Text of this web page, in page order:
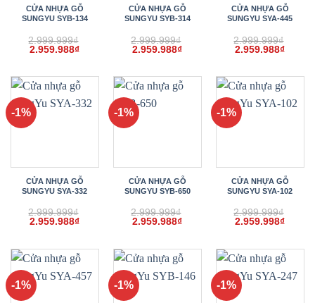
CỬA NHỰA GỖ
SUNGYU SYB-134
2.999.999₫
Giá
2.999.999₫.
2.959.988₫Giá
là:
2.959.988₫.
CỬA NHỰA GỖ
SUNGYU SYB-314
2.999.999₫
Giá
2.999.999₫.
2.959.988₫Giá
là:
2.959.988₫.
CỬA NHỰA GỖ
SUNGYU SYA-445
2.999.999₫
Giá
2.999.999₫.
2.959.988₫Giá
là:
-1%
CỬA NHỰA GỖ
SUNGYU SYA-332
2.999.999₫
Giá
2.999.999₫.
2.959.988₫Giá
là:
2.959.988₫.
-1%
CỬA NHỰA GỖ
SUNGYU SYB-650
2.999.999₫
Giá
2.999.999₫.
2.959.988₫Giá
là:
2.959.988₫.
-1%
CỬA NHỰA GỖ
SUNGYU SYA-102
2.999.999₫
Giá
2.999.999₫.
2.959.998₫Giá
là:
-1% -1% -1%